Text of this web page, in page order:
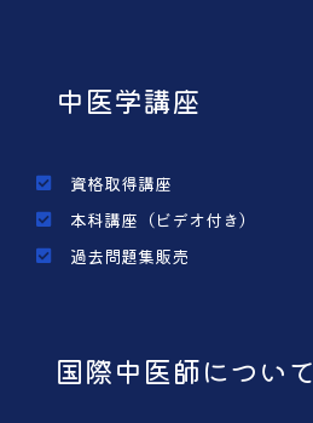
中医学講座
資格取得講座
本科講座（ビデオ付き）
過去問題集販売
国際中医師について